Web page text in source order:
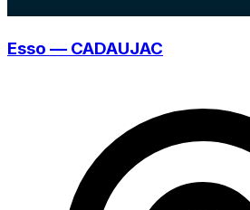
Esso — CADAUJAC